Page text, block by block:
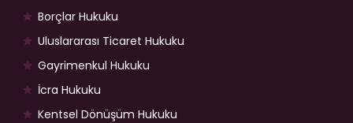
Borçlar Hukuku
Uluslararası Ticaret Hukuku
Gayrimenkul Hukuku
İcra Hukuku
Kentsel Dönüşüm Hukuku